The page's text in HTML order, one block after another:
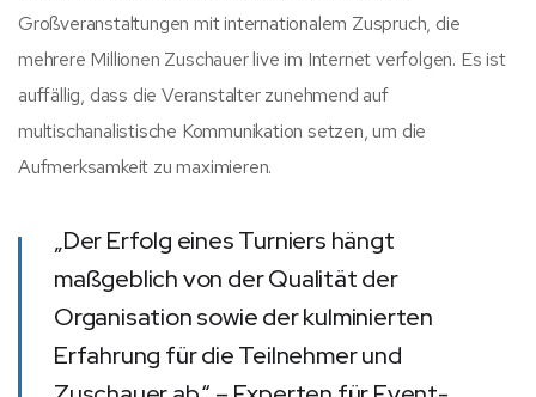
Großveranstaltungen mit internationalem Zuspruch, die
mehrere Millionen Zuschauer live im Internet verfolgen. Es ist
auffällig, dass die Veranstalter zunehmend auf
multischanalistische Kommunikation setzen, um die
Aufmerksamkeit zu maximieren.
„Der Erfolg eines Turniers hängt
maßgeblich von der Qualität der
Organisation sowie der kulminierten
Erfahrung für die Teilnehmer und